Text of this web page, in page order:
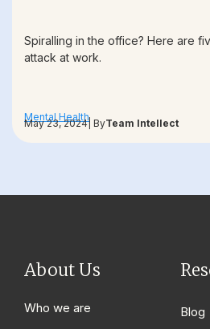
Spiralling in the office? Here are
attack at work.
Mental Health
May 23, 2024| ByTeam Intellect
About Us
Who we are
Blog